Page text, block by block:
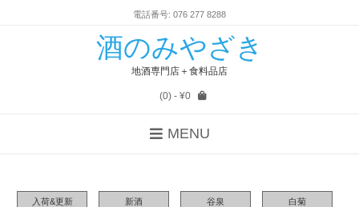
電話番号: 076 277 8288
酒のみやざき
地酒専門店＋食料品店
(0)- ¥0
MENU
入荷&更新 新酒 谷泉 白菊